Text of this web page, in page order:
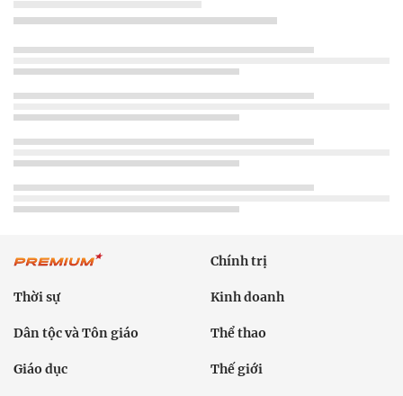
Chính trị
Thời sự Kinh doanh
Dân tộc và Tôn giáo Thể thao
Giáo dục Thế giới